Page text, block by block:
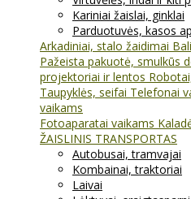
Kariniai žaislai, ginklai
Parduotuvės, kasos
Arkadiniai, stalo žaidimai
Pažeista pakuotė, smulkūs
projektoriai ir lentos
Taupyklės, seifai Telefonai
vaikams
Fotoaparatai vaikams
ŽAISLINIS TRANSPORTAS
Autobusai, tramvajai
Kombainai, traktoriai
Laivai